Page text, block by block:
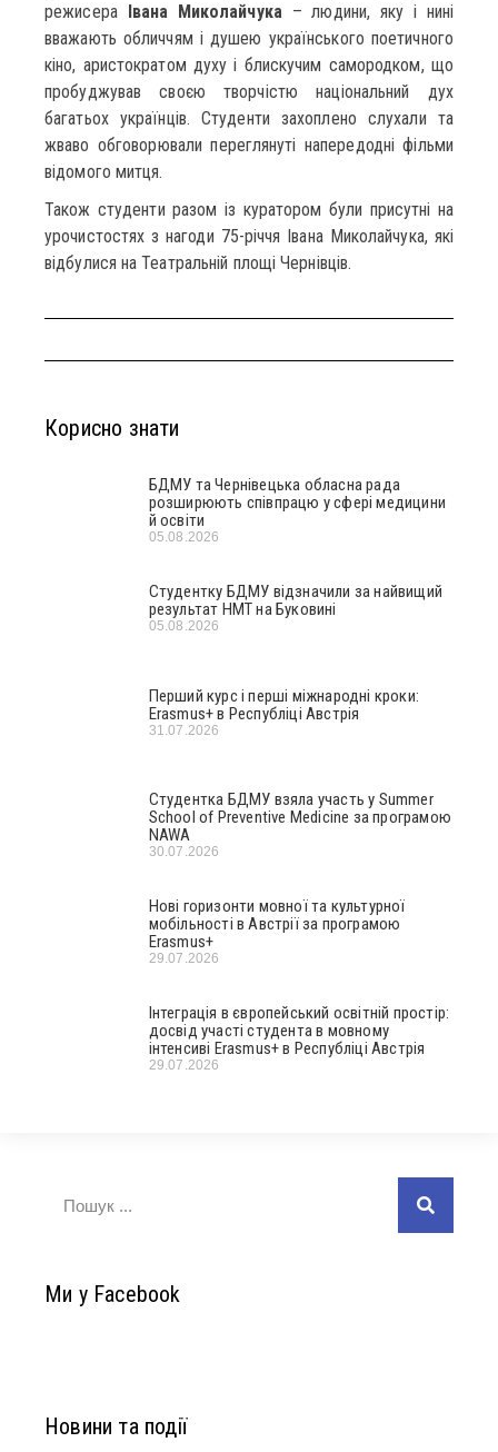
режисера Івана Миколайчука– людини, яку і нині
вважають обличчям і душею українського поетичного
кіно, аристократом духу і блискучим самородком, що
пробуджував своєю творчістю національний дух
багатьох українців. Студенти захоплено слухали та
жваво обговорювали переглянуті напередодні фільми
відомого митця.
Також студенти разом із куратором були присутні на
урочистостях з нагоди 75-річчя Івана Миколайчука, які
відбулися на Театральній площі Чернівців.
Корисно знати
БДМУ та Чернівецька обласна рада
розширюють співпрацю у сфері медицини
й освіти
05.08.2026
Студентку БДМУ відзначили за найвищий
результат НМТ на Буковині
05.08.2026
Перший курс і перші міжнародні кроки:
Erasmus+ в Республіці Австрія
31.07.2026
Студентка БДМУ взяла участь у Summer
School of Preventive Medicine за програмою
NAWA
30.07.2026
Нові горизонти мовної та культурної
мобільності в Австрії за програмою
Erasmus+
29.07.2026
Інтеграція в європейський освітній простір:
досвід участі студента в мовному
інтенсиві Erasmus+ в Республіці Австрія
29.07.2026
Ми у Facebook
Новини та події